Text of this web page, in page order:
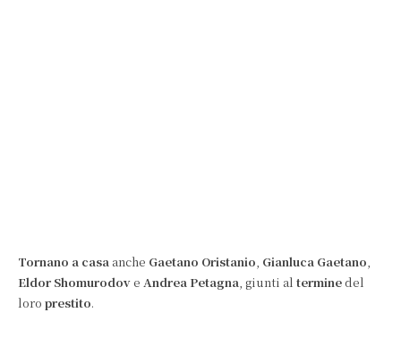
Tornano a casa anche Gaetano Oristanio, Gianluca Gaetano,
Eldor Shomurodove Andrea Petagna, giunti al terminedel
loro prestito.